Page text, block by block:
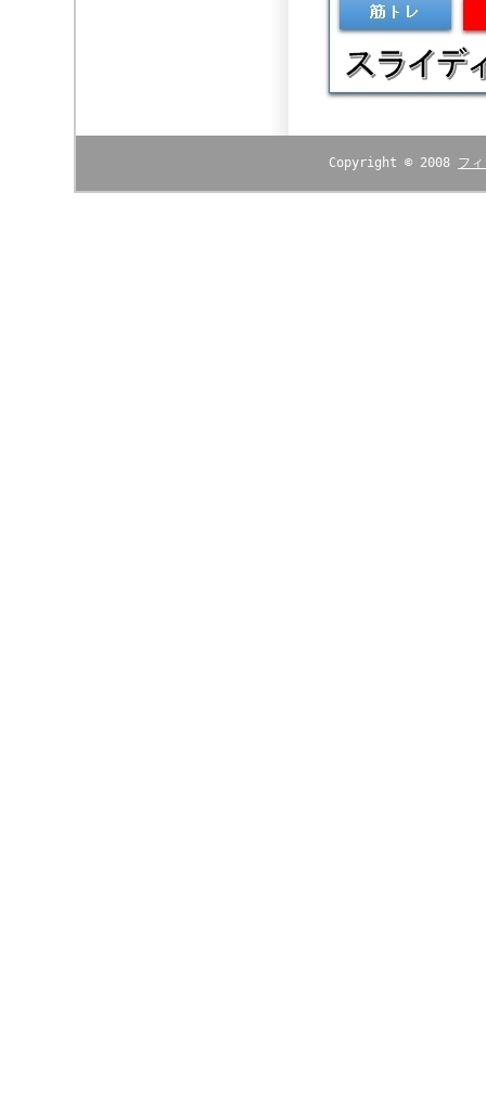
Copyright © 2008 フ